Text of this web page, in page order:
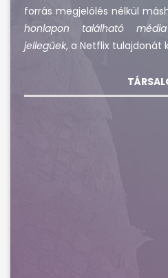
forrás megjelölés nélkül
honlapon található
jellegűek, a Netflix tulajdonát